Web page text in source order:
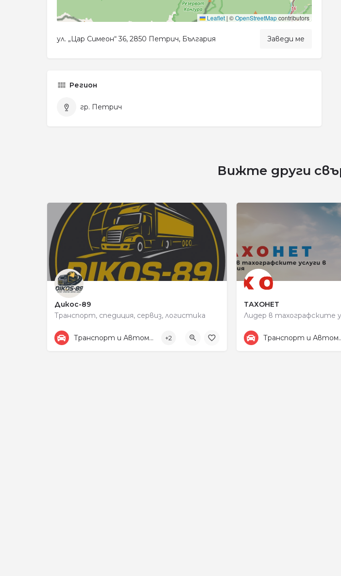
Leaflet | ©OpenStreetMapcontributors
ул. „Цар Симеон“ 36, 2850 Петрич, България Заведи ме
Регион
гр. Петрич
Вижте други
Дикос-89
Транспорт, спедиция, сервиз, логистика
+359878525440
Транспорт и Автомобили +2
ТАХОНЕТ
Лидер в тахографските
+359887313805